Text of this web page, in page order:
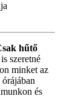
hűtő
szeretné
minket az
órájában
és